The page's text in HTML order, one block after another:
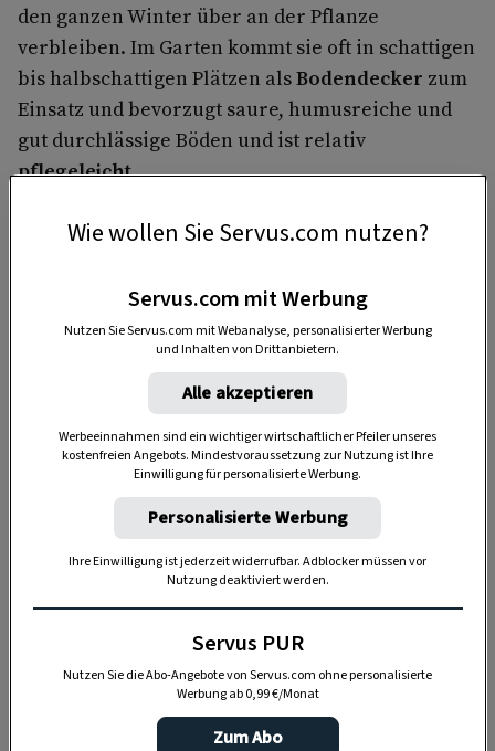
den ganzen Winter über an der Pflanze
verbleiben. Im Garten kommt sie oft in schattigen
bis halbschattigen Plätzen alsBodendecker zum
Einsatz und bevorzugt saure, humusreiche und
gut durchlässige Böden und ist relativ
pflegeleicht.
Anzeige
DAS KÖNNTE SIE AUCH INTERESSIEREN
Wie wollen Sie Servus.com nutzen?
Servus.com mit Werbung
Nutzen Sie Servus.com mit Webanalyse, personalisierter Werbung
und Inhalten von Drittanbietern.
Alle akzeptieren
Werbeeinnahmen sind ein wichtiger wirtschaftlicher Pfeiler unseres
kostenfreien Angebots. Mindestvoraussetzung zur Nutzung ist Ihre
Einwilligung für personalisierte Werbung.
Personalisierte Werbung
Ihre Einwilligung ist jederzeit widerrufbar. Adblocker müssen vor
Nutzung deaktiviert werden.
Servus PUR
Nutzen Sie die Abo-Angebote von Servus.com ohne personalisierte
Werbung ab 0,99 €/Monat
Zum Abo